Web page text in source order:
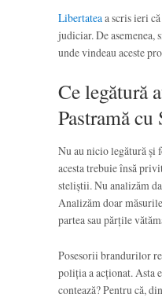
Libertateaa scris ieri
judiciar. De asemenea,
unde vindeau aceste
Ce legătură
Pastramă cu
Nu au nicio legătură și
acesta trebuie însă
steliștii. Nu analizăm
Analizăm doar
partea sau părțile
Posesorii brandurilor
poliția a acționat. Asta
contează? Pentru că,